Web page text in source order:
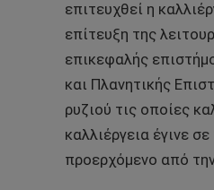
επιτευχθεί η
επίτευξη της
επικεφαλής
και Πλανητικής
ρυζιού τις οποίες
καλλιέργεια έγινε
προερχόμενο από